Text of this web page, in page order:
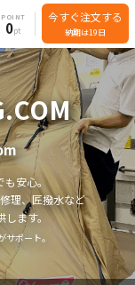
POINT
0
今すぐ注文する
納期は19日
も安心。
理、匠撥水など
します。
ポート。